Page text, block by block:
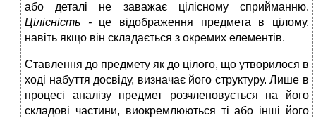
або деталі не заважає цілісному сприйманню.
Цілісність - це відображення предмета в цілому,
навіть якщо він складається з окремих елементів.
Ставлення до предмету як до цілого, що утворилося в
ході набуття досвіду, визначає його структуру. Лише в
процесі аналізу предмет розчленовується на його
складові частини, виокремлюються ті або інші його